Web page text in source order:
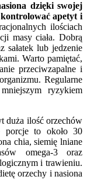
dzięki swojej
apetyt i
ilościach
masy ciała. Dobrą
sałatek lub jedzenie
Warto pamiętać,
przeciwzapalne i
Regularne
ryzykiem
duża ilość orzechów
porcje to około 30
chia, siemię lniane
omega-3 oraz
i trawieniu.
orzechy i nasiona